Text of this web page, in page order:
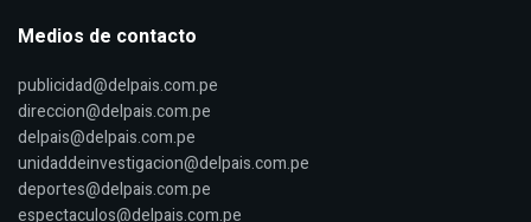
Medios de contacto
publicidad@delpais.com.pe
direccion@delpais.com.pe
delpais@delpais.com.pe
unidaddeinvestigacion@delpais.com.pe
deportes@delpais.com.pe
espectaculos@delpais.com.pe